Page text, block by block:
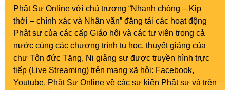
Phật Sự Online với chủ trương “Nhanh chóng – Kịp
thời – chính xác và Nhân văn” đăng tải các hoạt động
Phật sự của các cấp Giáo hội và các tự viện trong cả
nước cùng các chương trình tu học, thuyết giảng của
chư Tôn đức Tăng, Ni giảng sư được truyền hình trực
tiếp (Live Streaming) trên mạng xã hội: Facebook,
Youtube, Phật Sự Online về các sự kiện Phật sự và trên